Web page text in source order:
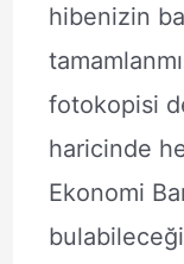
hibenizin
fotokopisi
haricinde
Ekonomi